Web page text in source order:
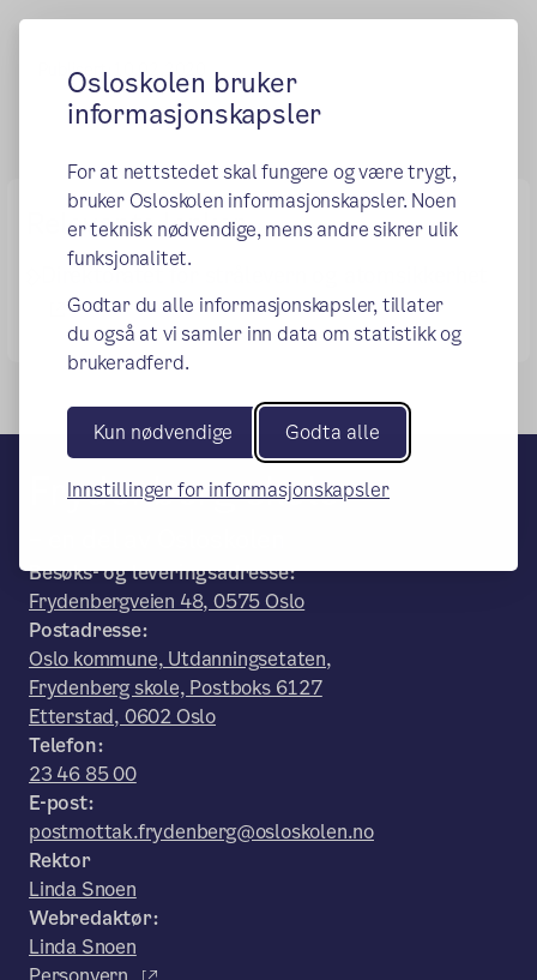
Osloskolen bruker
informasjonskapsler
For at nettstedet skal fungere og være trygt,
bruker Osloskolen informasjonskapsler. Noen
er teknisk nødvendige, mens andre sikrer ulik
funksjonalitet.
Godtar du alle informasjonskapsler, tillater
du også at vi samler inn data om statistikk og
brukeradferd.
Kun nødvendige Godta alle
Innstillinger for informasjonskapsler
Publisert: 10.02.2020
Relevante lenker
Direktoratet for strålevern og atomsikkerhet
(ekstern lenke)
Frydenberg skole
Besøks- og leveringsadresse:
Frydenbergveien 48, 0575 Oslo
Postadresse:
Oslo kommune, Utdanningsetaten,
Frydenberg skole, Postboks 6127
Etterstad, 0602 Oslo
Telefon:
23 46 85 00
E-post:
postmottak.frydenberg@osloskolen.no
Rektor
Linda Snoen
Webredaktør:
Linda Snoen